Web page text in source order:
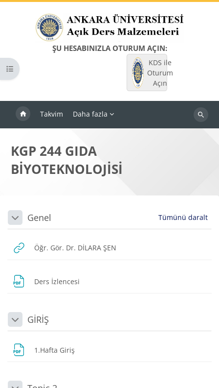
ŞU HESABINIZLA OTURUM AÇIN:
KDS ile
Oturum
Açın
Takvim Daha fazla
Dersleri
Kurs dizinini aç
KGP 244 GIDA
BİYOTEKNOLOJİSİ
Bloklar
Bölüm anahatları
DaraltGenel Tümünü daralt
Öğr. Gör. Dr. DİLARA ŞEN
Ders İzlencesi
DaraltGİRİŞ
1.Hafta Giriş